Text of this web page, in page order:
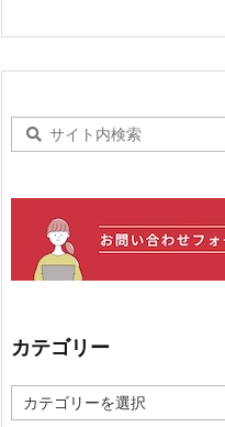
カテゴリー
テ